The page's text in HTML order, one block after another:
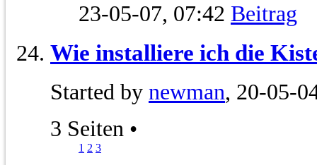
23-05-07, 07:42
Wie installiere ich die
Started by newman, 20-05-
3 Seiten •
1 2 3